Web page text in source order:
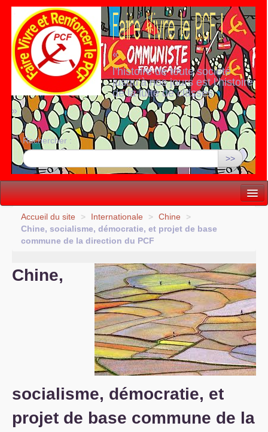
«
l’histoire de toute société
jusqu’à nos jours est l’histoire
de la lutte de classes
»
Rechercher :
>>
Vie politique
Accueil du site > Internationale > Chine
>
Chine, socialisme, démocratie, et projet de base
commune de la direction du PCF
Chine,
socialisme, démocratie, et
projet de base commune de la